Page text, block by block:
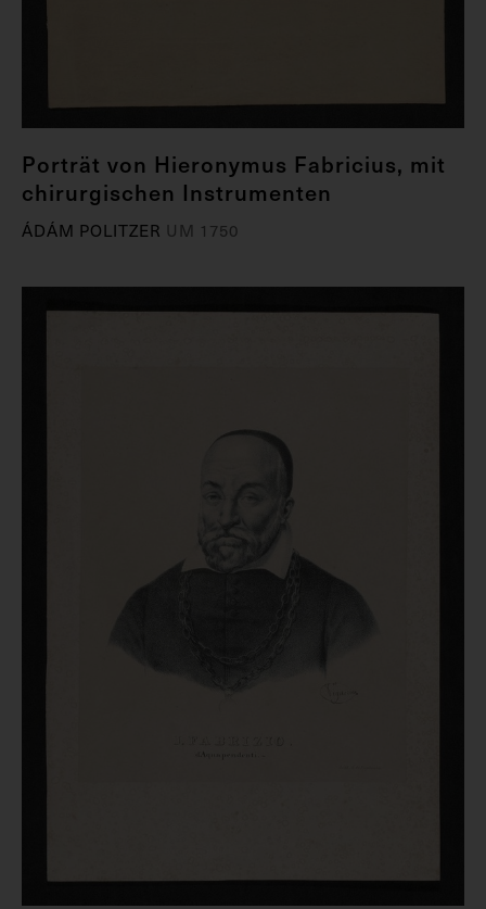
Porträt von Hieronymus Fabricius, mit
chirurgischen Instrumenten
ÁDÁM POLITZER UM 1750